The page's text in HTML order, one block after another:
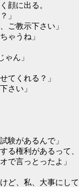
顔に出る。
」
ご教示下さい」
ゃうね」
ん」
てくれる？」
さい」
験があるんで」
る権利があるって、
で言っとったよ」
ど、私、大事にして